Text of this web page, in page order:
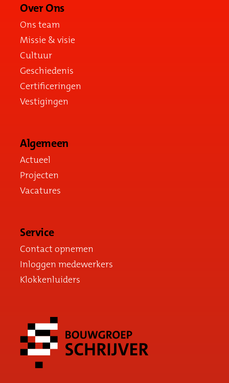
Over Ons
Ons team
Missie & visie
Cultuur
Geschiedenis
Certificeringen
Vestigingen
Algemeen
Actueel
Projecten
Vacatures
Service
Contact opnemen
Inloggen medewerkers
Klokkenluiders